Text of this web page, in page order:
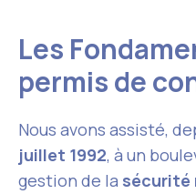
Les
permis de
Nous avons assisté,
juillet 1992, à un
gestion de la sécurité